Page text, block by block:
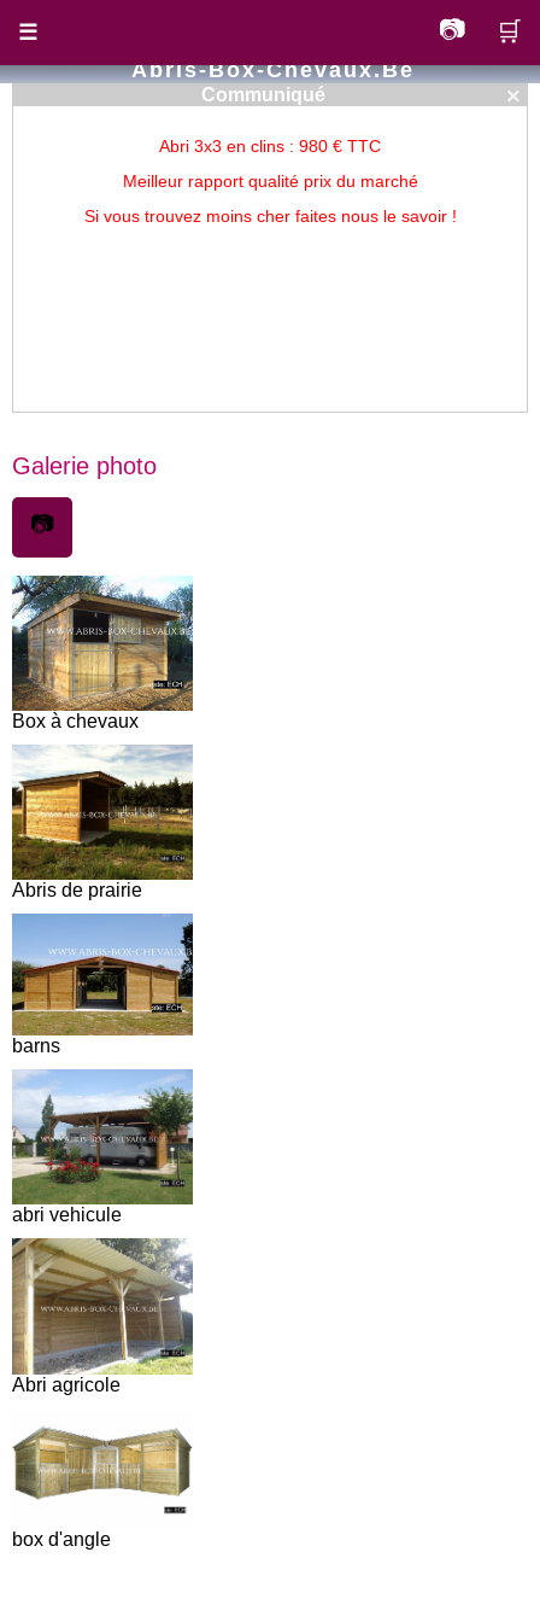
Abris-Box-Chevaux.be
☰ 📷 🛒
×
Communiqué
Abri 3x3 en clins : 980 € TTC
Meilleur rapport qualité prix du marché
Si vous trouvez moins cher faites nous le savoir !
Galerie photo
📷
Box à chevaux
Abris de prairie
barns
abri vehicule
Abri agricole
box d'angle